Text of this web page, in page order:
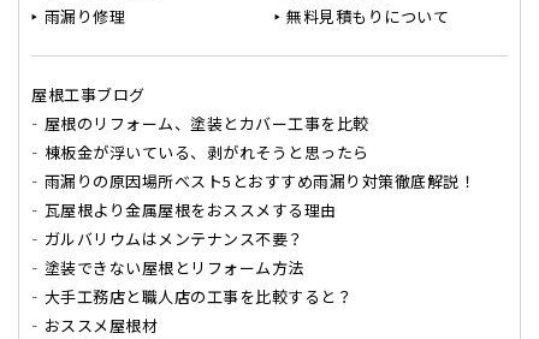
雨漏り修理
無料見積もりについて
屋根工事ブログ
屋根のリフォーム、塗装とカバー工事を比較
棟板金が浮いている、剥がれそうと思ったら
雨漏りの原因場所ベスト5とおすすめ雨漏り対策徹底解説！
瓦屋根より金属屋根をおススメする理由
ガルバリウムはメンテナンス不要？
塗装できない屋根とリフォーム方法
大手工務店と職人店の工事を比較すると？
おススメ屋根材